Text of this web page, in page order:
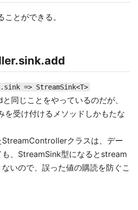
とができる。
=> StreamSink<T>
同じことをやっているのだが、
を受け付けるメソッドしかもたな
StreamControllerクラスは、デー
も、StreamSink型になるとstream
いので、誤った値の購読を防ぐこ